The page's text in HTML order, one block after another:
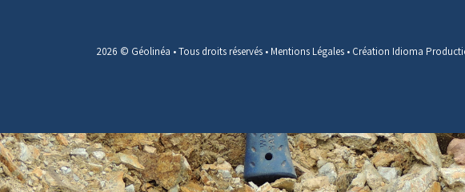
2026 © Géolinéa • Tous droits réservés • Mentions Légales• Création Idioma